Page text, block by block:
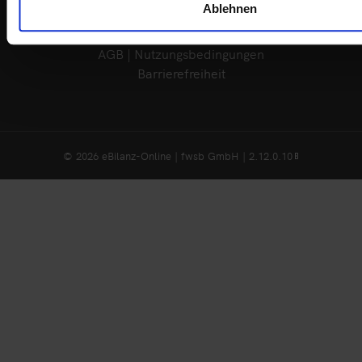
Ablehnen
Impressum
Datenschutzerklärung
AGB | Nutzungsbedingungen
Barrierefreiheit
© 2026 eBilanz-Online | fwsb GmbH | 2.12.0.10